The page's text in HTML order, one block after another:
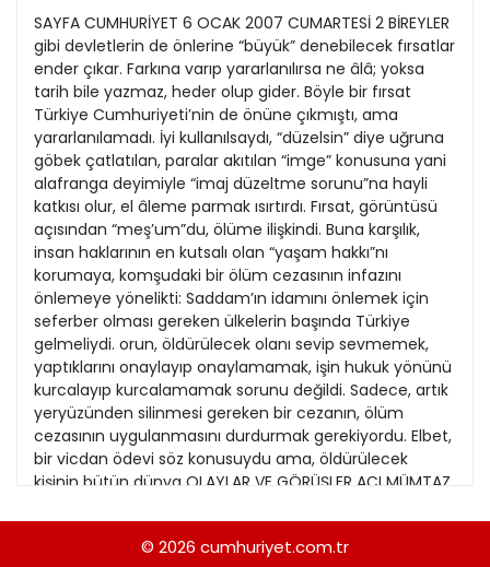
Evleniyoruz
Güney Dogu
Kitap Eki
Özel Ekler
Özel Okullar
Sevgililer Günü
Siyaset Eki
Sürdürülebilir yaşam
Turizm Eki
Yerel Yönetimler
1991
1990
1989
1988
1987
1986
1985
1984
1983
1982
1981
1980
19
20
21
22
23
24
25
26
27
28
29
30
31
11
12
13
14
15
16
17
18
20
SAYFA CUMHURİYET 6 OCAK 2007 CUMARTESİ 2 BİREYLER
gibi devletlerin de önlerine “büyük” denebilecek fırsatlar
ender çıkar. Farkına varıp yararlanılırsa ne âlâ; yoksa
tarih bile yazmaz, heder olup gider. Böyle bir fırsat
Türkiye Cumhuriyeti’nin de önüne çıkmıştı, ama
yararlanılamadı. İyi kullanılsaydı, “düzelsin” diye uğruna
göbek çatlatılan, paralar akıtılan “imge” konusuna yani
alafranga deyimiyle “imaj düzeltme sorunu”na hayli
katkısı olur, el âleme parmak ısırtırdı. Fırsat, görüntüsü
açısından “meş’um”du, ölüme ilişkindi. Buna karşılık,
insan haklarının en kutsalı olan “yaşam hakkı”nı
korumaya, komşudaki bir ölüm cezasının infazını
önlemeye yönelikti: Saddam’ın idamını önlemek için
seferber olması gereken ülkelerin başında Türkiye
gelmeliydi. orun, öldürülecek olanı sevip sevmemek,
yaptıklarını onaylayıp onaylamamak, işin hukuk yönünü
kurcalayıp kurcalamamak sorunu değildi. Sadece, artık
yeryüzünden silinmesi gereken bir cezanın, ölüm
cezasının uygulanmasını durdurmak gerekiyordu. Elbet,
bir vicdan ödevi söz konusuydu ama, öldürülecek
kişinin bütün dünya OLAYLAR VE GÖRÜŞLER AÇI MÜMTAZ
yenik bir devlet başkanı olması, bu karşı çıkışın etkisini
büyütmekteydi. Gerçi bir başka devlet başkanı,
© 2026 cumhuriyet.com.tr